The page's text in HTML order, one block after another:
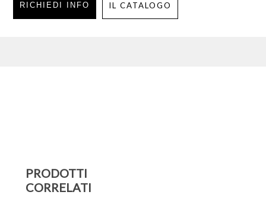
RICHIEDI INFO IL CATALOGO
PRODOTTI
CORRELATI